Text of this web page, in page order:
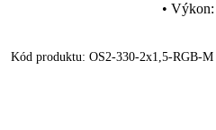
• Výkon:
Kód produktu: OS2-330-2x1,5-RGB-M